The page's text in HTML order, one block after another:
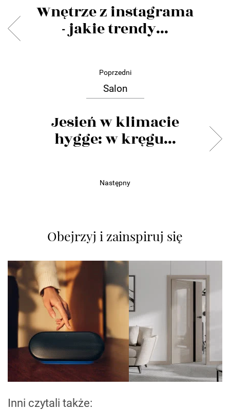
Wnętrze z instagrama
- jakie trendy...
Poprzedni
Salon
Jesień w klimacie
hygge: w kręgu...
Następny
Obejrzyj i zainspiruj się
Inni czytali także: